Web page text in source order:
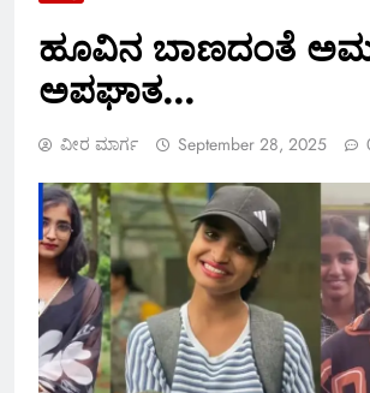
ಹೂವಿನ ಬಾಣದಂತೆ
ಅಪಘಾತ…
ವೀರ ಮಾರ್ಗ September 28, 2025